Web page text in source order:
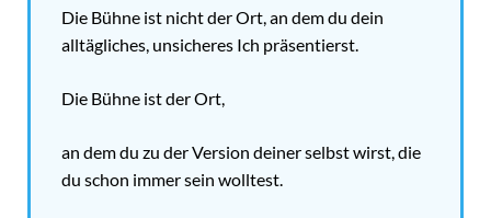
Die Bühne ist nicht der Ort, an dem du dein
alltägliches, unsicheres Ich präsentierst.
Die Bühne ist der Ort,
an dem du zu der Version deiner selbst wirst, die
du schon immer sein wolltest.